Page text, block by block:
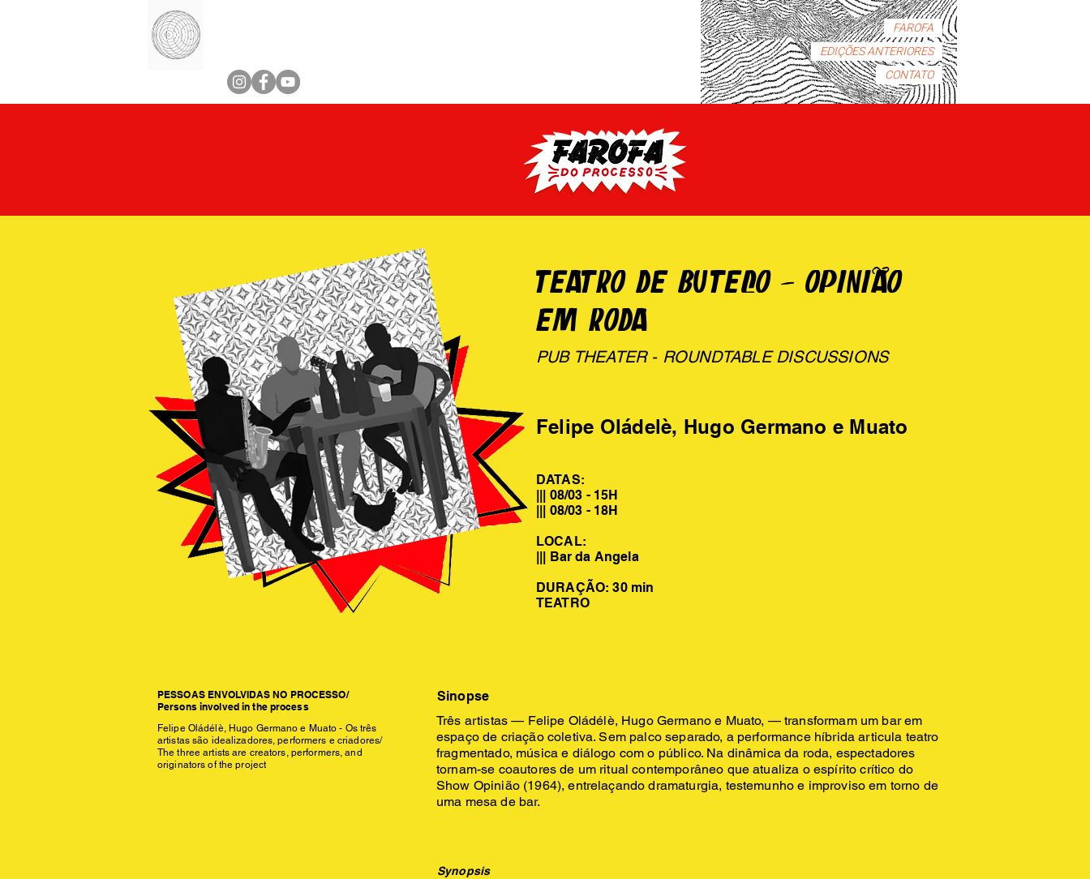
FAROFA
EDIÇÕES ANTERIORES
CONTATO
TEATRO DE BUTECO - OPINIÃO
EM RODA
PUB THEATER - ROUNDTABLE DISCUSSIONS
Felipe Oládelè, Hugo Germano e Muato
DATAS:
||| 08/03 - 15H
||| 08/03 - 18H
LOCAL:
||| Bar da Angela
DURAÇÃO: 30 min
TEATRO
PESSOAS ENVOLVIDAS NO PROCESSO/
Persons involved in the process
Felipe Oládélè, Hugo Germano e Muato - Os três
artistas são idealizadores, performers e criadores/
The three artists are creators, performers, and
originators of the project
Sinopse
Três artistas — Felipe Oládélè, Hugo Germano e Muato, — transformam um bar em
espaço de criação coletiva. Sem palco separado, a performance híbrida articula teatro
fragmentado, música e diálogo com o público. Na dinâmica da roda, espectadores
tornam-se coautores de um ritual contemporâneo que atualiza o espírito crítico do
Show Opinião (1964), entrelaçando dramaturgia, testemunho e improviso em torno de
uma mesa de bar.
Synopsis